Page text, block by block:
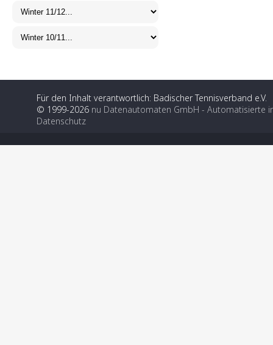
Für den Inhalt verantwortlich: Badischer Tennisverband e.V.
© 1999-2026 nu Datenautomaten GmbH - Automatisierte
Datenschutz